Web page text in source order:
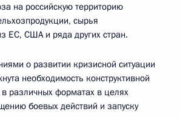
на российскую территорию
сырья
ЕС, США и ряда других стран.
о развитии кризисной ситуации
необходимость конструктивной
различных форматах в целях
боевых действий и запуску